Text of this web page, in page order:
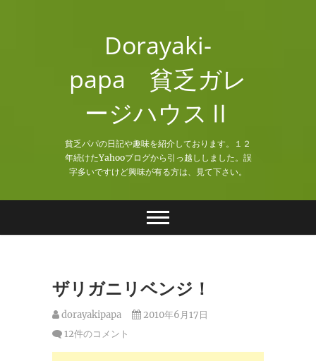
Dorayaki-
papa 貧乏ガレ
ージハウスⅡ
貧乏パパの日記や趣味を紹介しております。１２
年続けたYahooブログから引っ越ししました。誤
字多いですけど興味が有る方は、見て下さい。
ザリガニリベンジ！
dorayakipapa
2010年6月17日
12件のコメント